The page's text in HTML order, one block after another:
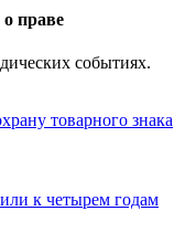
праве
событиях.
товарного знака
к четырем годам